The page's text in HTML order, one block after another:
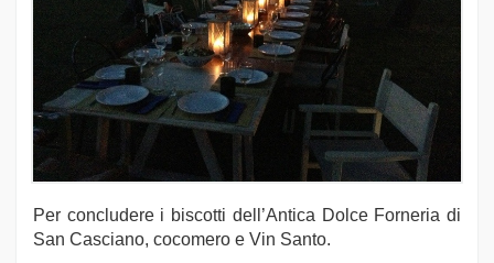
Per concludere i biscotti dell’Antica Dolce Forneria di
San Casciano, cocomero e Vin Santo.